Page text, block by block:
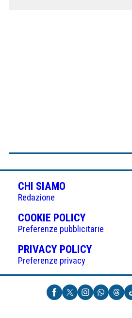
CHI SIAMO
Redazione
COOKIE POLICY(APRE
IN
UNA
NUOVA
Preferenze pubblicitarie
PRIVACY POLICY(APRE
UNA
NUOVA
SCHEDA)
Preferenze privacy